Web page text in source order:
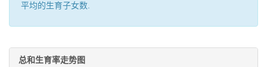
平均的生育子女数.
总和生育率走势图